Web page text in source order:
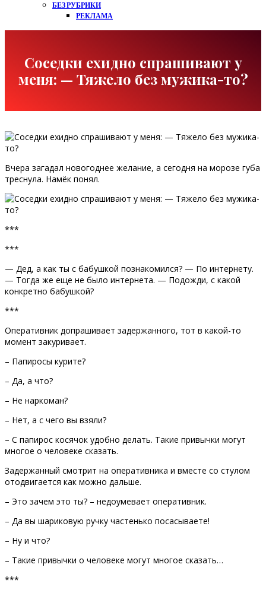
БЕЗ РУБРИКИ
РЕКЛАМА
Соседки ехидно спрашивают у
меня: — Тяжело без мужика-то?
Вчера загадал новогоднее желание, а сегодня на морозе губа
треснула. Намёк понял.
***
***
— Дед, а как ты с бабушкой познакомился? — По интернету.
— Тогда же еще не было интернета. — Подожди, с какой
конкретно бабушкой?
***
Оперативник допрашивает задержанного, тот в какой-то
момент закуривает.
– Папиросы курите?
– Да, а что?
– Не наркоман?
– Нет, а с чего вы взяли?
– С папирос косячок удобно делать. Такие привычки могут
многое о человеке сказать.
Задержанный смотрит на оперативника и вместе со стулом
отодвигается как можно дальше.
– Это зачем это ты? – недоумевает оперативник.
– Да вы шариковую ручку частенько посасываете!
– Ну и что?
– Такие привычки о человеке могут многое сказать…
***